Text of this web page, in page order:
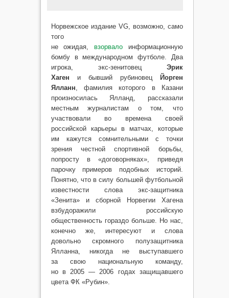
Норвежское издание VG, возможно, само
того
не ожидая,взорвало информационную
бомбу в международном футболе. Два
игрока, экс-зенитовец Эрик
Хаген и бывший рубиновец
Йорген
Ялланн, фамилия которого в Казани
произносилась Ялланд, рассказали
местным журналистам о том, что
участвовали во времена своей
российской карьеры в матчах, которые
им кажутся сомнительными с точки
зрения честной спортивной борьбы,
попросту в «договорняках», приведя
парочку примеров подобных историй.
Понятно, что в силу большей футбольной
известности слова экс-защитника
«Зенита» и сборной Норвегии Хагена
взбудоражили российскую
общественность гораздо больше. Но нас,
конечно же, интересуют и слова
довольно скромного полузащитника
Ялланна, никогда не выступавшего
за свою национальную команду,
но в 2005 — 2006 годах защищавшего
цвета ФК «Рубин».